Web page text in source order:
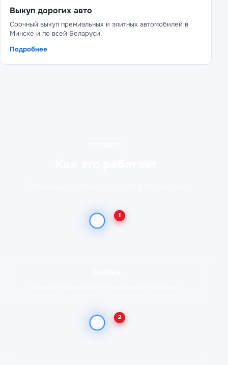
Выкуп дорогих авто
Срочный выкуп премиальных и элитных автомобилей в
Минске и по всей Беларуси.
Подробнее
1
2